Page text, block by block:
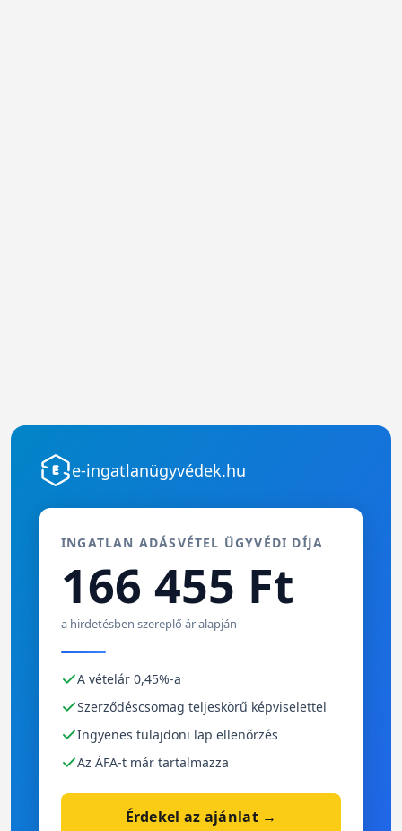
e-ingatlanügyvédek.hu
INGATLAN ADÁSVÉTEL ÜGYVÉDI DÍJA
166 455 Ft
a hirdetésben szereplő ár alapján
A vételár 0,45%-a
Szerződéscsomag teljeskörű képviselettel
Ingyenes tulajdoni lap ellenőrzés
Az ÁFA-t már tartalmazza
Érdekel az ajánlat →